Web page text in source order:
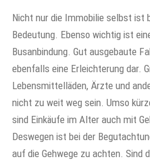
Nicht nur die Immobilie selbst ist
Bedeutung. Ebenso wichtig ist
Busanbindung. Gut ausgebaute
ebenfalls eine Erleichterung dar.
Lebensmittelläden, Ärzte und
nicht zu weit weg sein. Umso
sind Einkäufe im Alter auch mit
Deswegen ist bei der
auf die Gehwege zu achten. Sind